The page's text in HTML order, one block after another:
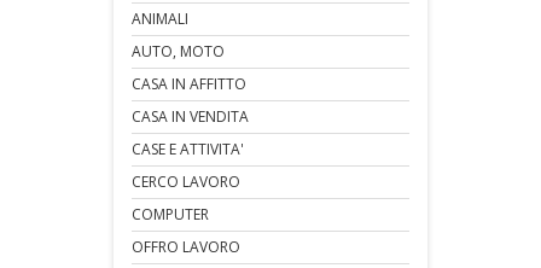
ANIMALI
AUTO, MOTO
CASA IN AFFITTO
CASA IN VENDITA
CASE E ATTIVITA'
CERCO LAVORO
COMPUTER
OFFRO LAVORO